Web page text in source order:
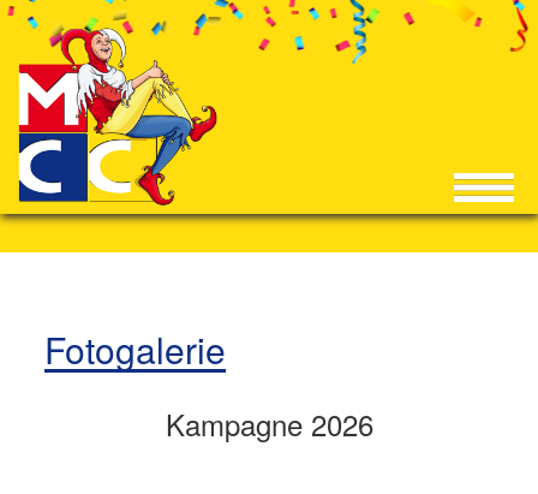
Fotogalerie
Kampagne 2026